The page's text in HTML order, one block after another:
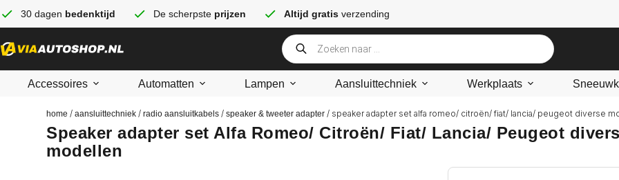
30 dagen bedenktijd De scherpste prijzen Altijd gratis verzending
Accessoires Automatten Lampen Aansluittechniek Werkplaats
home /aansluittechniek /radio aansluitkabels /speaker & tweeter adapter / speaker adapter set alfa romeo/ citroën/ fiat/ lancia/ peugeot diverse
Speaker adapter set Alfa Romeo/ Citroën/ Fiat/ Lancia/ Peugeot
modellen